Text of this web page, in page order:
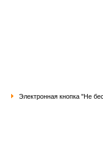
Электронная кнопка "Не